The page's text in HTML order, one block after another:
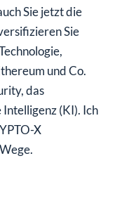
Sie jetzt die
Sie
und Co.
das
(KI). Ich
X